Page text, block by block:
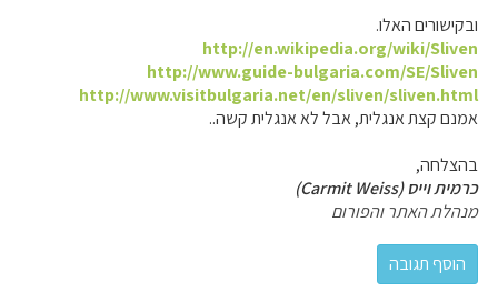
ובקישורים האלו.
http://en.wikipedia.org/wiki/Sliven
http://www.guide-bulgaria.com/SE/Sliven
http://www.visitbulgaria.net/en/sliven/sliven.html
אמנם קצת אנגלית, אבל לא אנגלית קשה..
בהצלחה,
כרמית וייס (Carmit Weiss)
מנהלת האתר והפורום